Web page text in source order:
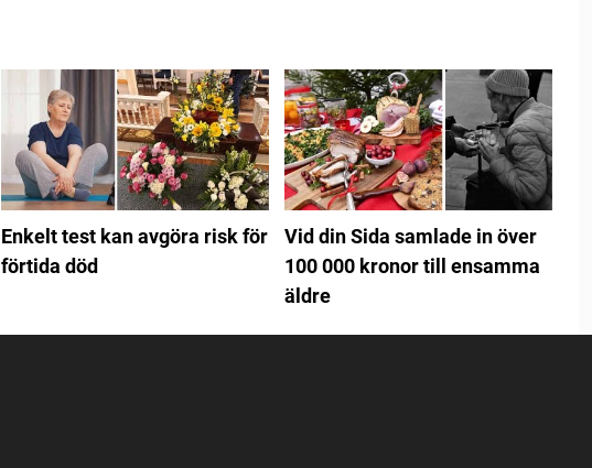
Enkelt test kan avgöra risk för
förtida död
Vid din Sida samlade in över
100 000 kronor till ensamma
äldre